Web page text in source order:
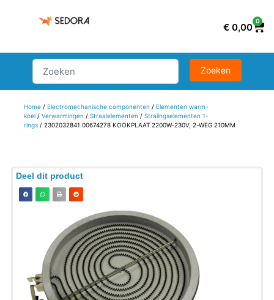
€ 0,00
0
Home/ Electromechanische componenten / Elementen warm-
koel/ Verwarmingen / Straalelementen / Stralingselementen 1-
rings/ 2302032841 00674278 KOOKPLAAT 2200W-230V, 2-WEG 210MM
Deel dit product